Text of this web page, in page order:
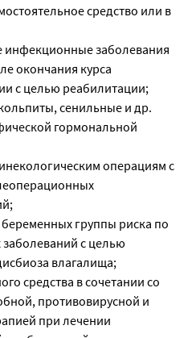
средство или в
инфекционные заболевания
окончания курса
с целью реабилитации;
сенильные и др.
гормональной
операциям с
группы риска по
с целью
влагалища;
средства в сочетании со
противовирусной и
при лечении